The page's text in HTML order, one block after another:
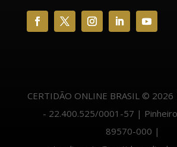
CERTIDÃO ONLINE BRASIL ©
- 22.400.525/0001-57 |
89570-000 |